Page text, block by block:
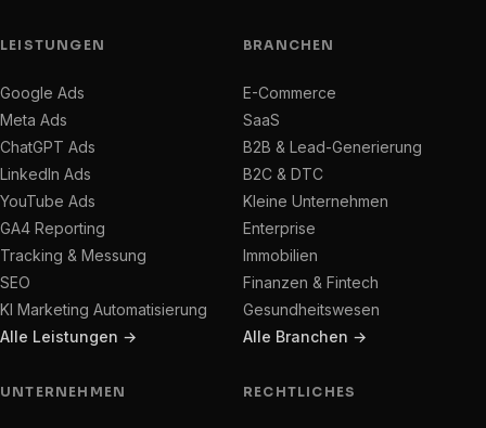
LEISTUNGEN
Google Ads
Meta Ads
ChatGPT Ads
LinkedIn Ads
YouTube Ads
GA4 Reporting
Tracking & Messung
SEO
KI Marketing Automatisierung
Alle Leistungen →
BRANCHEN
E-Commerce
SaaS
B2B & Lead-Generierung
B2C & DTC
Kleine Unternehmen
Enterprise
Immobilien
Finanzen & Fintech
Gesundheitswesen
Alle Branchen →
UNTERNEHMEN RECHTLICHES